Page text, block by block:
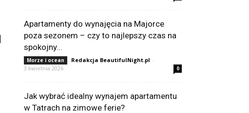
Apartamenty do wynajęcia na Majorce
poza sezonem – czy to najlepszy czas na
spokojny...
Morze i ocean Redakcja BeautifulNight.pl -
3 kwietnia 2026
0
Jak wybrać idealny wynajem apartamentu
w Tatrach na zimowe ferie?